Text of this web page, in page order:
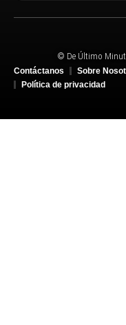
© De Último
Contáctanos
Sobre
Política de privacidad